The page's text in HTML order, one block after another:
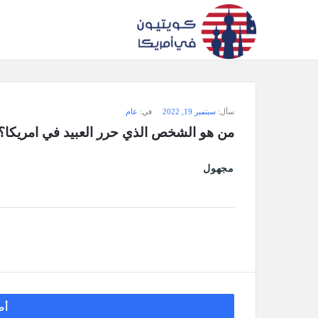
أمريكا
سأل: سبتمبر 19, 2022 في: عام
من هو الشخص الذي حرر العبيد في
مجهول